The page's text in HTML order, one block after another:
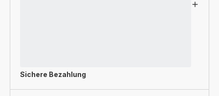
Sichere Bezahlung